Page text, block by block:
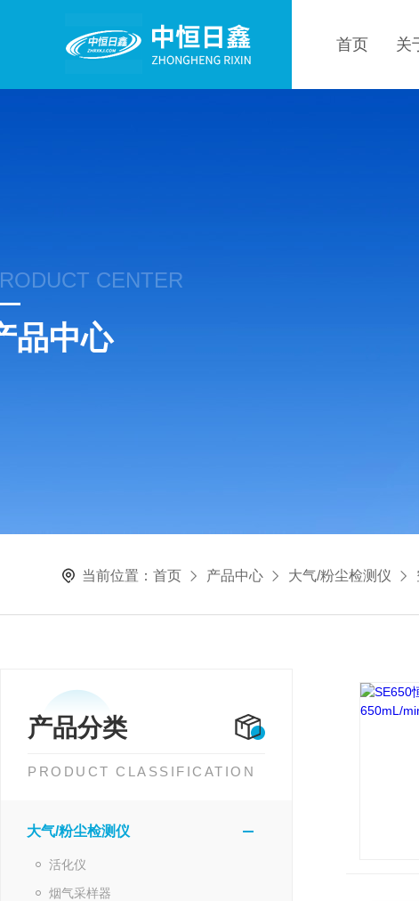
首页 关
CENTER
品中心
当前位置：首页 产品中心 大气/粉尘检测仪
产品分类
PRODUCT CLASSIFICATION
大气/粉尘检测仪
活化仪
烟气采样器